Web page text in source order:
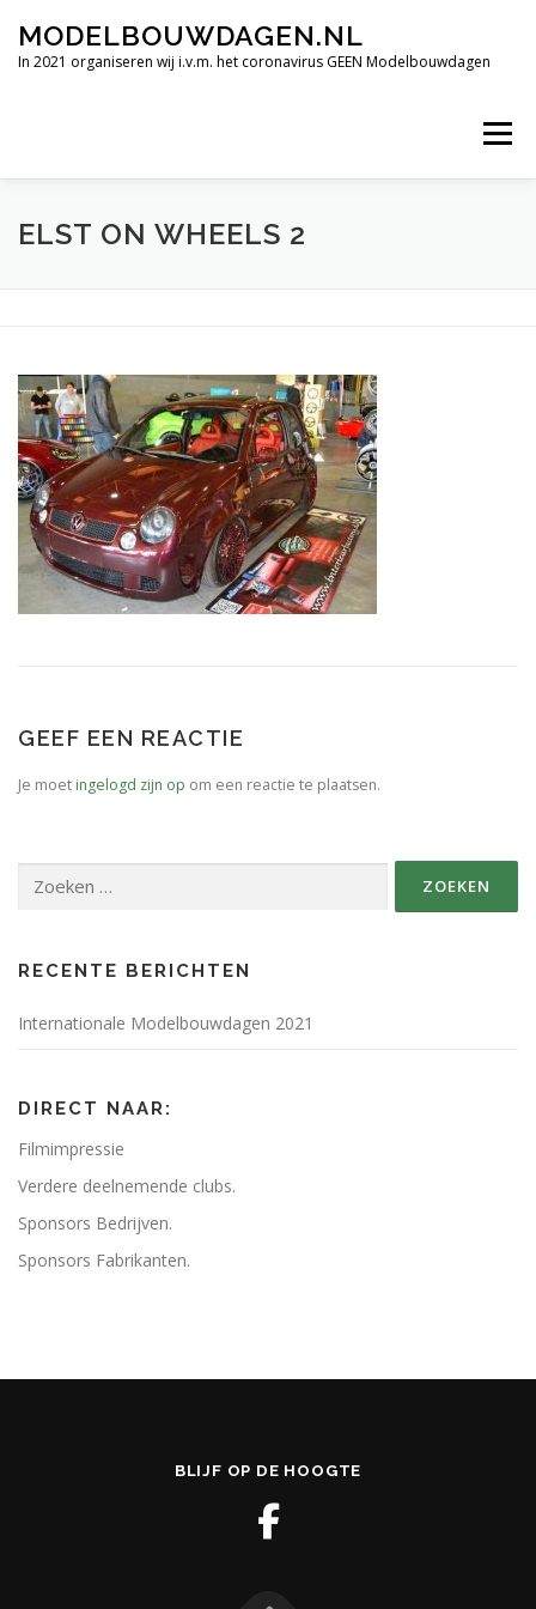
naarMODELBOUWDAGEN.NL
In 2021 organiseren wij i.v.m. het coronavirus GEEN Modelbouwdagen
Menu
TERUGBLIK INTERNATIONALE MODELBOUWDAGEN 2019
VERDERE DEELNEMENDE CLUBS. OPENINGSTIJDEN
CONTACT SPONSORS BEDRIJVEN.
SPONSORS FABRIKANTEN. PERSBERICHT
ELST ON WHEELS 2
GEEF EEN REACTIE
Je moet ingelogd zijn op om een reactie te plaatsen.
naar:
RECENTE BERICHTEN
Internationale Modelbouwdagen 2021
DIRECT NAAR:
Filmimpressie
Verdere deelnemende clubs.
Sponsors Bedrijven.
Sponsors Fabrikanten.
BLIJF OP DE HOOGTE